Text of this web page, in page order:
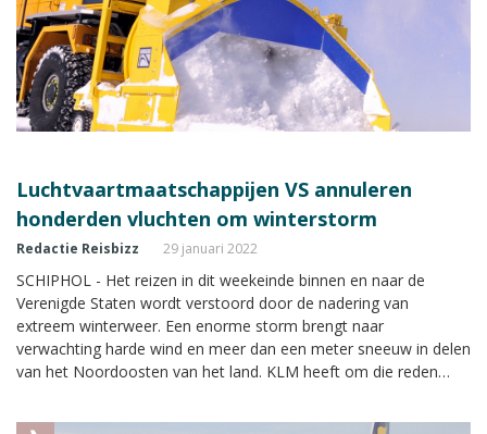
Luchtvaartmaatschappijen VS annuleren
honderden vluchten om winterstorm
Redactie Reisbizz 29 januari 2022
SCHIPHOL - Het reizen in dit weekeinde binnen en naar de
Verenigde Staten wordt verstoord door de nadering van
extreem winterweer. Een enorme storm brengt naar
verwachting harde wind en meer dan een meter sneeuw in delen
van het Noordoosten van het land. KLM heeft om die reden
woordvoerster aan dit medium.